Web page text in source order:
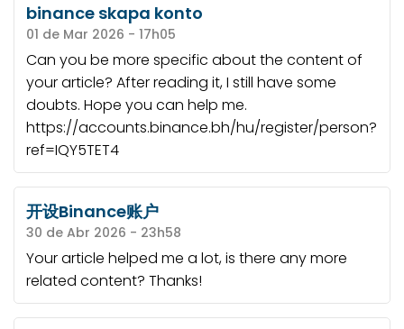
binance skapa konto
01 de Mar 2026 - 17h05
Can you be more specific about the content of
your article? After reading it, I still have some
doubts. Hope you can help me.
https://accounts.binance.bh/hu/register/person?
ref=IQY5TET4
开设Binance账户
30 de Abr 2026 - 23h58
Your article helped me a lot, is there any more
related content? Thanks!